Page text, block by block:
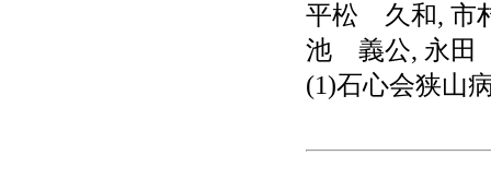
平松 久和, 市
池 義公, 永田
(1)石心会狭山